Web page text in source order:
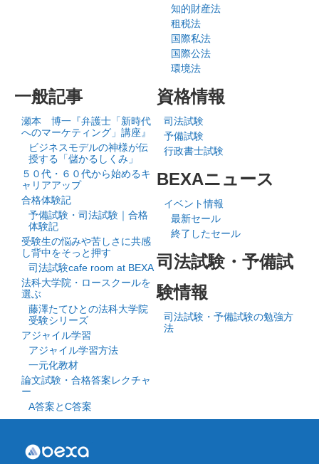
知的財産法
租税法
国際私法
国際公法
環境法
一般記事
瀬本 博一『弁護士「新時代
へのマーケティング」講座』
ビジネスモデルの神様が伝
授する「儲かるしくみ」
５０代・６０代から始めるキ
ャリアアップ
合格体験記
予備試験・司法試験｜合格
体験記
受験生の悩みや苦しさに共感
し背中をそっと押す
司法試験cafe room at BEXA
法科大学院・ロースクールを
選ぶ
藤澤たてひとの法科大学院
受験シリーズ
アジャイル学習
アジャイル学習方法
一元化教材
論文試験・合格答案レクチャ
ー
A答案とC答案
資格情報
司法試験
予備試験
行政書士試験
BEXAニュース
イベント情報
最新セール
終了したセール
司法試験・予備試
験情報
司法試験・予備試験の勉強方
法